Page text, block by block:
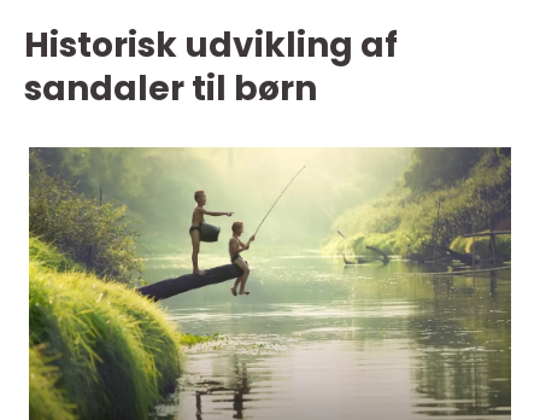
Historisk udvikling af
sandaler til børn